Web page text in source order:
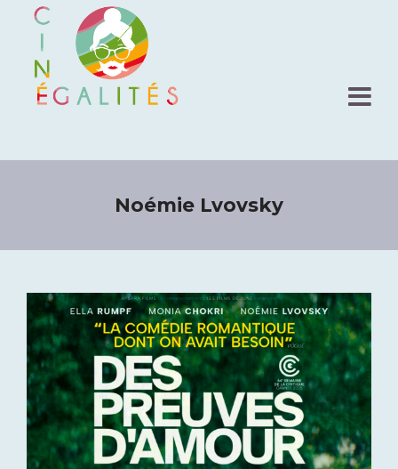
Noémie Lvovsky